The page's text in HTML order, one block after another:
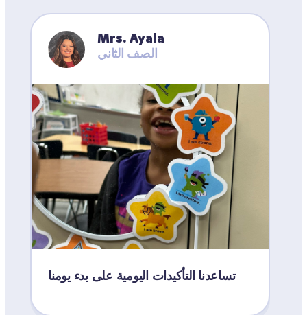
Mrs. Ayala
الصف الثاني
تساعدنا التأكيدات اليومية على بدء يومنا